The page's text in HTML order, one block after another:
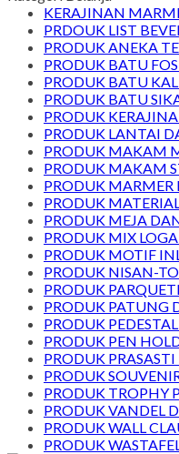
KERAJINAN
PRDOUK LIST
PRODUK ANEKA
PRODUK BATU
PRODUK BATU
PRODUK BATU
PRODUK
PRODUK LANTAI
PRODUK MAKAM
PRODUK MAKAM
PRODUK MARMER
PRODUK
PRODUK MEJA
PRODUK MIX
PRODUK MOTIF
PRODUK NISAN-
PRODUK
PRODUK PATUNG
PRODUK
PRODUK PEN
PRODUK
PRODUK
PRODUK TROPHY
PRODUK VANDEL
PRODUK WALL
PRODUK